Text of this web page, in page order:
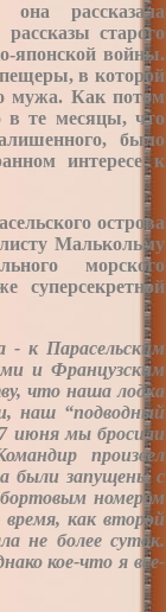
рассказала
старого
японской войны.
пещеры, в которой
мужа. Как потом
в те месяцы, что
было
интересе к
острова
Малькольму
морского
суперсекретной
- к Парасельским
и Французским
что наша лодка
наш “подводный
июня мы бросили
произвел
были запущены с
номером
как второй
не более суток.
кое-что я все-